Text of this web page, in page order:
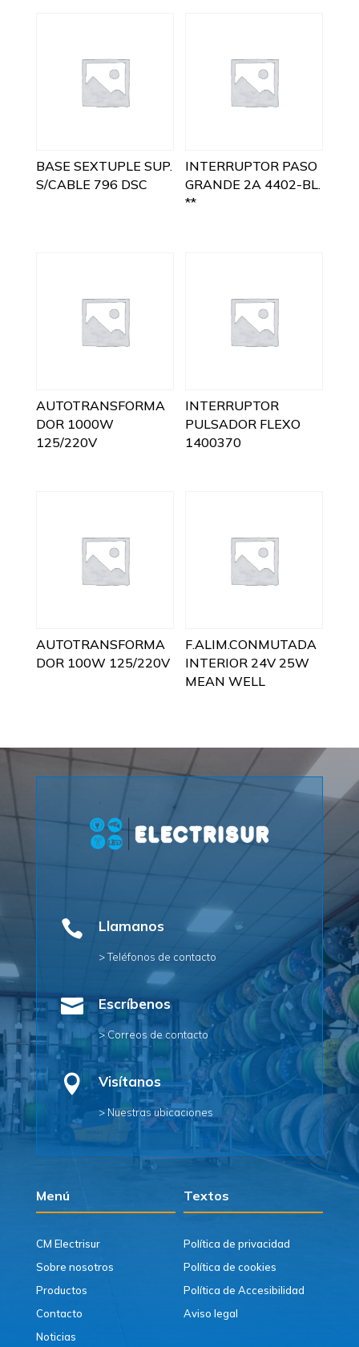
BASE SEXTUPLE SUP.
S/CABLE 796 DSC
INTERRUPTOR PASO
GRANDE 2A 4402-BL.
**
AUTOTRANSFORMA
DOR 1000W
125/220V
INTERRUPTOR
PULSADOR FLEXO
1400370
AUTOTRANSFORMA
DOR 100W 125/220V
F.ALIM.CONMUTADA
INTERIOR 24V 25W
MEAN WELL
 Llamanos
> Teléfonos de contacto
 Escríbenos
> Correos de contacto
 Visítanos
> Nuestras ubicaciones
Menú Textos
CM Electrisur
Sobre nosotros
Productos
Contacto
Noticias
Política de privacidad
Política de cookies
Política de Accesibilidad
Aviso legal